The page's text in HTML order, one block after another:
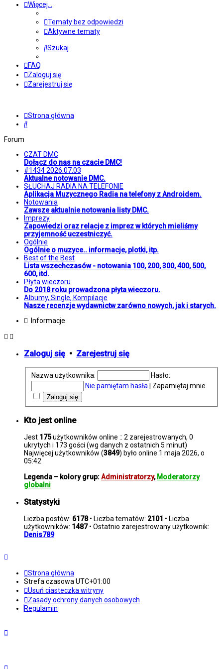
Więcej…
Tematy bez odpowiedzi
Aktywne tematy
Szukaj
FAQ
Zaloguj się
Zarejestruj się
Strona główna
Szukaj
Forum
CZAT DMC
Dołącz do nas na czacie DMC!
#1434 2026.07.03
Aktualne notowanie DMC.
SŁUCHAJ RADIA NA TELEFONIE
Aplikacja Muzycznego Radia na telefony z Androidem.
Notowania
Zawsze aktualnie notowania listy DMC.
Imprezy
Zapowiedzi oraz relacje z imprez w których mieliśmy
przyjemność uczestniczyć.
Ogólnie
Ogólnie o muzyce.. informacje, plotki, itp.
Best of the Best
Lista wszechczasów - notowania 100, 200, 300, 400, 500,
600, itd.
Płyta wieczoru
Do 2018 roku prowadzona płyta wieczoru.
Albumy, Single, Kompilacje
Nasze recenzje wydawnictw zarówno nowych, jak i starych.
Informacje
Zaloguj się • Zarejestruj się
Nazwa użytkownika:
Hasło:
Nie pamiętam hasła
Zapamiętaj mnie
Kto jest online
Jest 175użytkowników online :: 2 zarejestrowanych, 0
ukrytych i 173 gości (wg danych z ostatnich 5 minut)
Najwięcej użytkowników (3849) było online 1 maja 2026, o
05:42
Legenda – kolory grup:Administratorzy, Moderatorzy
globalni
Statystyki
Liczba postów: 6178• Liczba tematów: 2101 • Liczba
użytkowników: 1487• Ostatnio zarejestrowany użytkownik:
Denis789
Strona główna
Strefa czasowa UTC+01:00
Usuń ciasteczka witryny
Zasady ochrony danych osobowych
Regulamin